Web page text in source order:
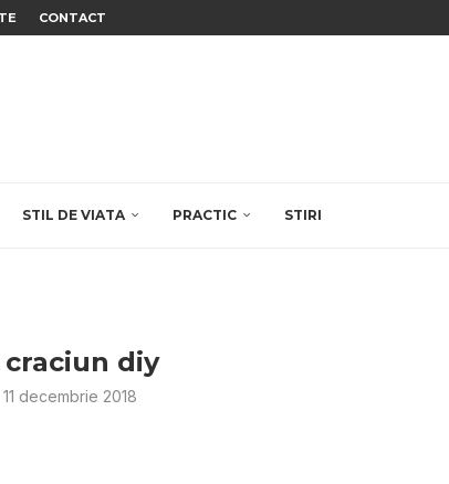
CONTACT
STIL DE VIATA PRACTIC STIRI
diy
11 decembrie 2018